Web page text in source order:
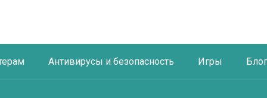
Антивирусы и безопасность Игры Блог